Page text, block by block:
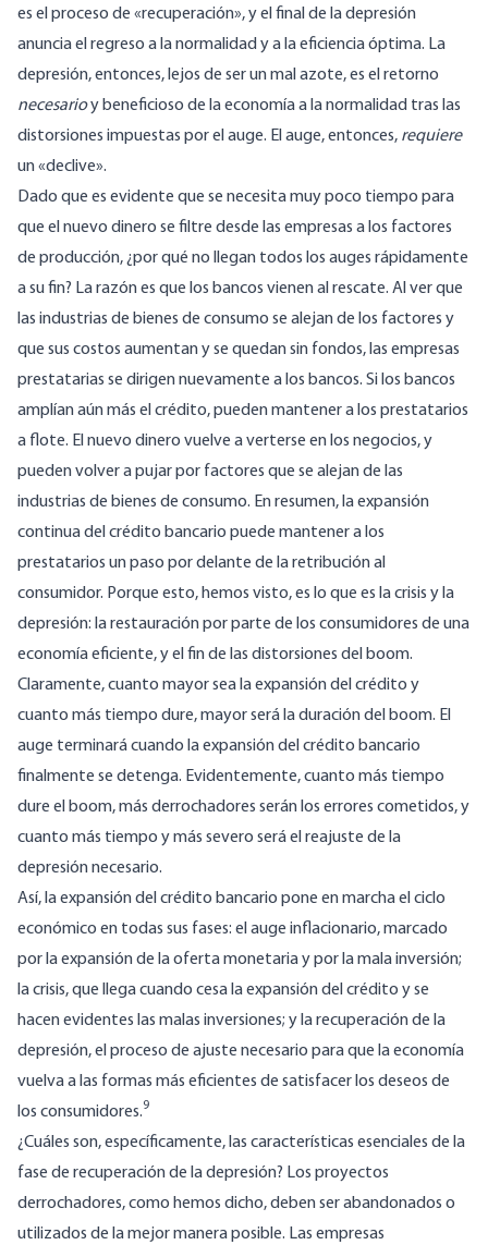
es el proceso de «recuperación», y el final de la depresión
anuncia el regreso a la normalidad y a la eficiencia óptima. La
depresión, entonces, lejos de ser un mal azote, es el retorno
necesarioy beneficioso de la economía a la normalidad tras las
distorsiones impuestas por el auge. El auge, entonces, requiere
un «declive».
Dado que es evidente que se necesita muy poco tiempo para
que el nuevo dinero se filtre desde las empresas a los factores
de producción, ¿por qué no llegan todos los auges rápidamente
a su fin? La razón es que los bancos vienen al rescate. Al ver que
las industrias de bienes de consumo se alejan de los factores y
que sus costos aumentan y se quedan sin fondos, las empresas
prestatarias se dirigen nuevamente a los bancos. Si los bancos
amplían aún más el crédito, pueden mantener a los prestatarios
a flote. El nuevo dinero vuelve a verterse en los negocios, y
pueden volver a pujar por factores que se alejan de las
industrias de bienes de consumo. En resumen, la expansión
continua del crédito bancario puede mantener a los
prestatarios un paso por delante de la retribución al
consumidor. Porque esto, hemos visto, es lo que es la crisis y la
depresión: la restauración por parte de los consumidores de una
economía eficiente, y el fin de las distorsiones del boom.
Claramente, cuanto mayor sea la expansión del crédito y
cuanto más tiempo dure, mayor será la duración del boom. El
auge terminará cuando la expansión del crédito bancario
finalmente se detenga. Evidentemente, cuanto más tiempo
dure el boom, más derrochadores serán los errores cometidos, y
cuanto más tiempo y más severo será el reajuste de la
depresión necesario.
Así, la expansión del crédito bancario pone en marcha el ciclo
económico en todas sus fases: el auge inflacionario, marcado
por la expansión de la oferta monetaria y por la mala inversión;
la crisis, que llega cuando cesa la expansión del crédito y se
hacen evidentes las malas inversiones; y la recuperación de la
depresión, el proceso de ajuste necesario para que la economía
vuelva a las formas más eficientes de satisfacer los deseos de
los consumidores.9
¿Cuáles son, específicamente, las características esenciales de la
fase de recuperación de la depresión? Los proyectos
derrochadores, como hemos dicho, deben ser abandonados o
utilizados de la mejor manera posible. Las empresas